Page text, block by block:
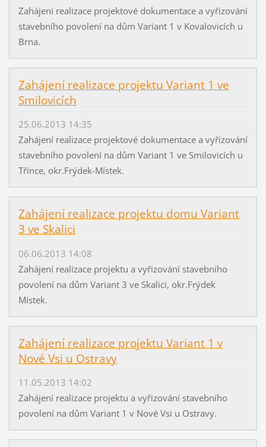
Zahájení realizace projektové dokumentace a vyřizování
stavebního povolení na dům Variant 1 v Kovalovicích u
Brna.
Zahájení realizace projektu Variant 1 ve
Smilovicích
25.06.2013 14:35
Zahájení realizace projektové dokumentace a vyřizování
stavebního povolení na dům Variant 1 ve Smilovicích u
Třince, okr.Frýdek-Místek.
Zahájení realizace projektu domu Variant
3 ve Skalici
06.06.2013 14:08
Zahájení realizace projektu a vyřizování stavebního
povolení na dům Variant 3 ve Skalici, okr.Frýdek
Místek.
Zahájení realizace projektu Variant 1 v
Nové Vsi u Ostravy
11.05.2013 14:02
Zahájení realizace projektu a vyřizování stavebního
povolení na dům Variant 1 v Nové Vsi u Ostravy.